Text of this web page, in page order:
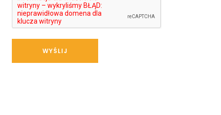
WYŚLIJ